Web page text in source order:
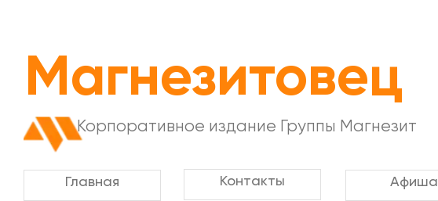
Контакты
Главная
Магнезитовец
Афиша
Корпоративное издание Группы Магнезит